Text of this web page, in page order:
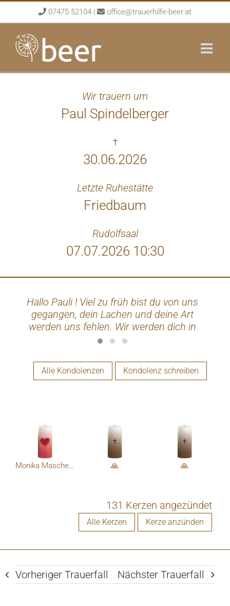
to
content
07475 52104 | office@trauerhilfe-beer.at
Wir trauern um
Paul Spindelberger
†
30.06.2026
Letzte Ruhestätte
Friedbaum
Rudolfsaal
07.07.2026 10:30
Hallo Pauli ! Viel zu früh bist du von uns
gegangen, dein Lachen und deine Art
werden uns fehlen. Wir werden dich in
dankbarer Erinnerung bewahren und dich
deinen Kolleginnen und Kollegen des
Rathauses sowie vom WSZ
Alle Kondolenzen Kondolenz schreiben
Monika Maschek + Markus Maier 🙏 🙏
131 Kerzen angezündet
Alle Kerzen Kerze anzünden
Vorheriger Trauerfall Nächster Trauerfall